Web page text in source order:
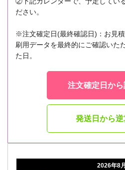
ださい。
※注文確定日(最終確認日)：お見
刷用データを最終的にご確認いた
た日。
注文確定日か
発送日から逆
2026年8月